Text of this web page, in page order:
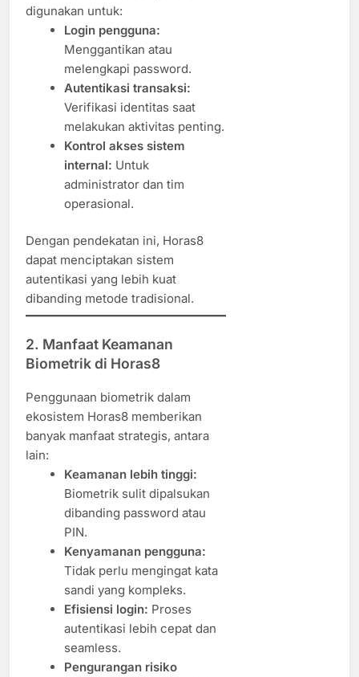
digunakan untuk:
Login pengguna:
Menggantikan atau
melengkapi password.
Autentikasi transaksi:
Verifikasi identitas saat
melakukan aktivitas penting.
Kontrol akses sistem
internal: Untuk
administrator dan tim
operasional.
Dengan pendekatan ini, Horas8
dapat menciptakan sistem
autentikasi yang lebih kuat
dibanding metode tradisional.
2. Manfaat Keamanan
Biometrik di Horas8
Penggunaan biometrik dalam
ekosistem Horas8 memberikan
banyak manfaat strategis, antara
lain:
Keamanan lebih tinggi:
Biometrik sulit dipalsukan
dibanding password atau
PIN.
Kenyamanan pengguna:
Tidak perlu mengingat kata
sandi yang kompleks.
Efisiensi login: Proses
autentikasi lebih cepat dan
seamless.
Pengurangan risiko